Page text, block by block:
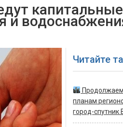
и
Читайте
планам
город-спутник